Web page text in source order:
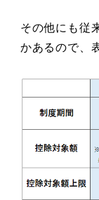
その他にも従
かあるので、